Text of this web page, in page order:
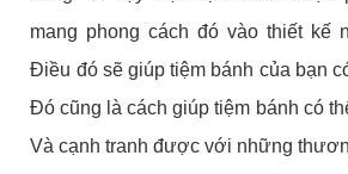
mang phong cách đó vào thiết kế
Điều đó sẽ giúp tiệm bánh của bạn
Đó cũng là cách giúp tiệm bánh có
Và cạnh tranh được với những